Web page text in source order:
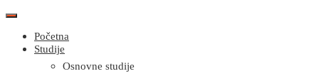
Početna
Studije
Osnovne studije